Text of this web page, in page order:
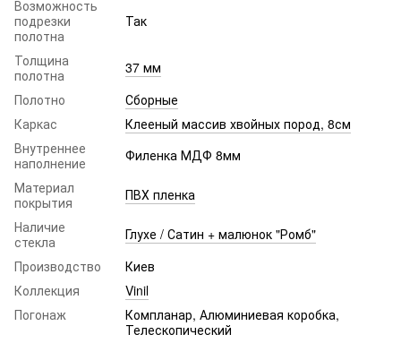
Возможность
подрезки
полотна
Так
Толщина
полотна
37 мм
Полотно
Сборные
Каркас
Клееный массив хвойных пород, 8см
Внутреннее
наполнение
Филенка МДФ 8мм
Материал
покрытия
ПВХ пленка
Наличие
стекла
Глухе / Сатин + малюнок "Ромб"
Производство
Киев
Коллекция
Vinil
Погонаж
Компланар, Алюминиевая коробка,
Телескопический